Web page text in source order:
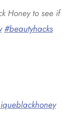
Honey to see if
#beautyhacks